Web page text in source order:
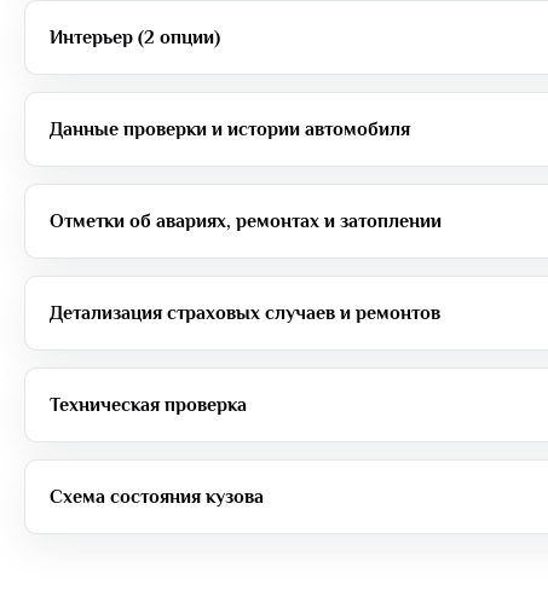
Интерьер (2 опции)
Данные проверки и истории автомобиля
Отметки об авариях, ремонтах и затоплении
Детализация страховых случаев и ремонтов
Техническая проверка
Схема состояния кузова